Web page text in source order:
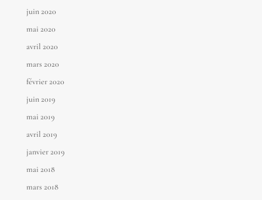
juin 2020
mai 2020
avril 2020
mars 2020
février 2020
juin 2019
mai 2019
avril 2019
janvier 2019
mai 2018
mars 2018